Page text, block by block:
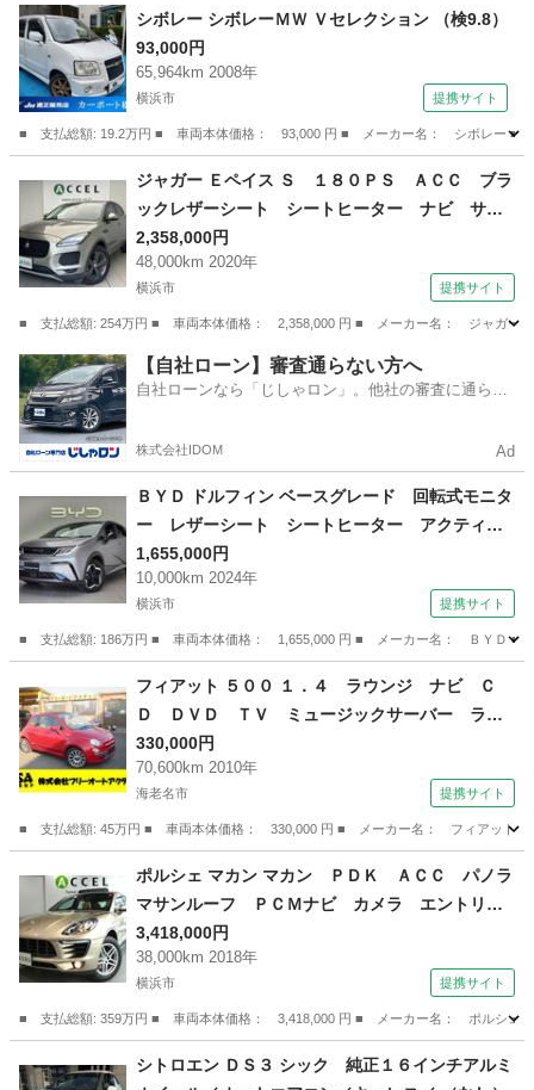
神奈川 横浜市 希望ヶ丘駅 その他 冷凍庫
シボレー シボレーＭＷ Ｖセレクション （検9.8）
93,000円
65,964km 2008年
横浜市 提携サイト
■ 支払総額: 19.2万円 ■ 車両本体価格： 93,000 円 ■ メーカー名： シボレー
その他
ジャガー Ｅペイス Ｓ １８０ＰＳ ＡＣＣ ブラ
ックレザーシート シートヒーター ナビ サラ
ウンドカメラ ブラインドスポットアシスト Ｌ
ＥＤヘッドライト 純正１９インチアルミ 電動
テールゲート カープレイ対応ディスプレイ ３
６０ドラレコ （検9.2）
2,358,000円
48,000km 2020年
横浜市 提携サイト
■ 支払総額: 254万円 ■ 車両本体価格： 2,358,000 円 ■ メーカー名： ジャガ
神奈川 横浜市 その他
【自社ローン】審査通らない方へ
自社ローンなら「じしゃロン」。他社の審査に通らな
株式会社IDOM Ad
ＢＹＤ ドルフィン ベースグレード 回転式モニタ
ー レザーシート シートヒーター アクティブ
クルーズコントロール ブラインドスポットアシ
スト ＬＥＤヘッドライト 幼児置き去り検知シ
ステム ペダル踏み間違い時加速抑制装置 （検9.
1）
1,655,000円
10,000km 2024年
横浜市 提携サイト
■ 支払総額: 186万円 ■ 車両本体価格： 1,655,000 円 ■ メーカー名： ＢＹＤ ■
フィアット ５００ １．４ ラウンジ ナビ Ｃ
Ｄ ＤＶＤ ＴＶ ミュージックサーバー ラジ
オ バックカメラ ＥＴＣ エアコン 電動リモ
コンミラー ６エアバック ＥＳＣ ＡＢＳ ハ
ーフレザーシート ＦＦ ６ＡＴ （車検整備付）
330,000円
70,600km 2010年
海老名市 提携サイト
■ 支払総額: 45万円 ■ 車両本体価格： 330,000 円 ■ メーカー名： フィアッ
海老名市ポルシェ マカン マカン ＰＤＫ ＡＣＣ パノラ
マサンルーフ ＰＣＭナビ カメラ エントリー
＆ドライブ カープレイ 電動テールゲート ベ
ージュハーフレザーシート メモリー付パワーシ
ート シートヒーター レーンアシスト 純正１
８アルミ （検9.6）
3,418,000円
38,000km 2018年
横浜市 提携サイト
■ 支払総額: 359万円 ■ 車両本体価格： 3,418,000 円 ■ メーカー名： ポルシ
シトロエン ＤＳ３ シック 純正１６インチアルミ